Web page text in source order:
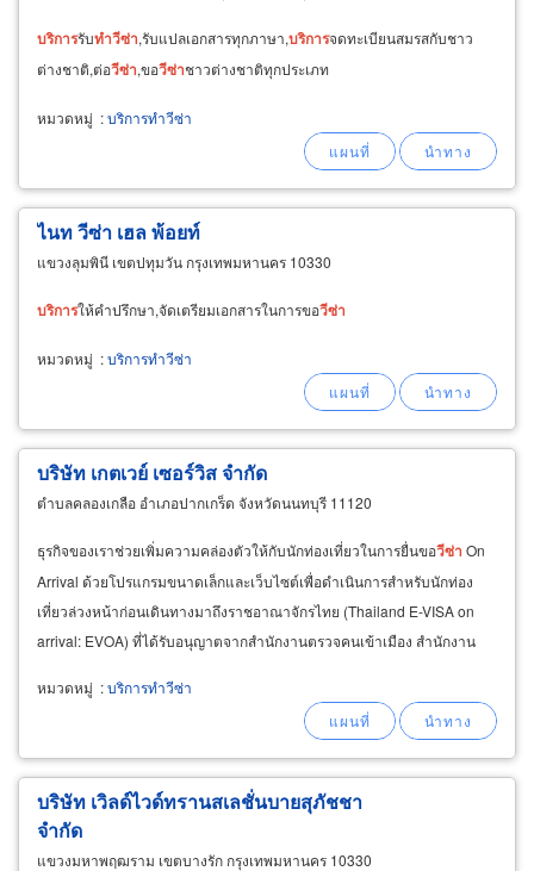
บริการรับทำวีซ่า,รับแปลเอกสารทุกภาษา,บริการจดทะเบียนสมรสกับชาว
ต่างชาติ,ต่อวีซ่า,ขอวีซ่าชาวต่างชาติทุกประเภท
หมวดหมู่ :บริการทำวีซ่า
ไนท วีซ่า เฮล พ้อยท์
แขวงลุมพินี เขตปทุมวัน กรุงเทพมหานคร 10330
บริการให้คำปรึกษา,จัดเตรียมเอกสารในการขอวีซ่า
หมวดหมู่ :บริการทำวีซ่า
บริษัท เกตเวย์ เซอร์วิส จำกัด
ตำบลคลองเกลือ อำเภอปากเกร็ด จังหวัดนนทบุรี 11120
ธุรกิจของเราช่วยเพิ่มความคล่องตัวให้กับนักท่องเที่ยวในการยื่นขอวีซ่า On
Arrival ด้วยโปรแกรมขนาดเล็กและเว็บไซต์เพื่อดำเนินการสำหรับนักท่อง
เที่ยวล่วงหน้าก่อนเดินทางมาถึงราชอาณาจักรไทย (Thailand E-VISA on
arrival: EVOA) ที่ได้รับอนุญาตจากสำนักงานตรวจคนเข้าเมือง สำนักงาน
หมวดหมู่ :บริการทำวีซ่า
บริษัท เวิลด์ไวด์ทรานสเลชั่นบายสุภัชชา
จำกัด
แขวงมหาพฤฒราม เขตบางรัก กรุงเทพมหานคร 10330